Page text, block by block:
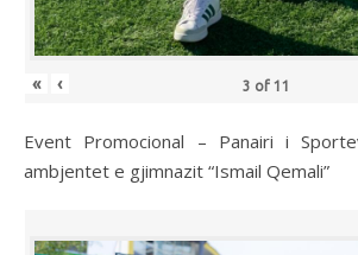
« ‹ 3 of 11
Event Promocional – Panairi i
ambjentet e gjimnazit “Ismail Qemali”